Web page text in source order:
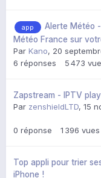
app
Alerte Météo
Météo France sur
Par Kano, 20
6 réponses 5 473
Zapstream - IPTV
Par zenshieldLTD, 15
0 réponse 1 396 vues
Top appli pour trier
iPhone !